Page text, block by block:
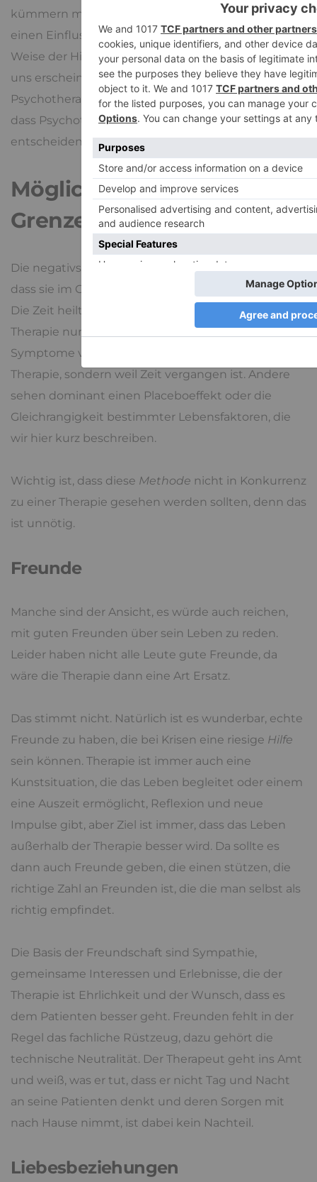
kümmern muss. Doch die Wahl des Weltbildes hat
einen Einfluss auf das Leben und ist in gewisser
Weise der Hintergrund zu dem, wie unser Leben
uns erscheint. Über Sinn und Unsinn von
Psychotherapien zu reden, heißt auch, zu begreifen,
dass Psychotherapien dieses Weltbild
entscheidend verändern können.
Möglichkeiten und
Grenzen sonstiger Hilfen
Die negativste Sicht auf Psychotherapien ist die,
dass sie im Grunde überhaupt keinen Effekt haben.
Die Zeit heilt alle Wunden und so muss eine
Therapie nur lange genug dauern, dann sind die
Symptome verschwunden, aber nicht wegen der
Therapie, sondern weil Zeit vergangen ist. Andere
sehen dominant einen Placeboeffekt oder die
Gleichrangigkeit bestimmter Lebensfaktoren, die
wir hier kurz beschreiben.
Wichtig ist, dass diese Methode nicht in Konkurrenz
zu einer Therapie gesehen werden sollten, denn das
ist unnötig.
Freunde
Manche sind der Ansicht, es würde auch reichen,
mit guten Freunden über sein Leben zu reden.
Leider haben nicht alle Leute gute Freunde, da
wäre die Therapie dann eine Art Ersatz.
Das stimmt nicht. Natürlich ist es wunderbar, echte
Freunde zu haben, die bei Krisen eine riesige Hilfe
sein können. Therapie ist immer auch eine
Kunstsituation, die das Leben begleitet oder einem
eine Auszeit ermöglicht, Reflexion und neue
Impulse gibt, aber Ziel ist immer, dass das Leben
außerhalb der Therapie besser wird. Da sollte es
dann auch Freunde geben, die einen stützen, die
richtige Zahl an Freunden ist, die die man selbst als
richtig empfindet.
Die Basis der Freundschaft sind Sympathie,
gemeinsame Interessen und Erlebnisse, die der
Therapie ist Ehrlichkeit und der Wunsch, dass es
dem Patienten besser geht. Freunden fehlt in der
Regel das fachliche Rüstzeug, dazu gehört die
technische Neutralität. Der Therapeut geht ins Amt
und weiß, was er tut, dass er nicht Tag und Nacht
an seine Patienten denkt und deren Sorgen mit
nach Hause nimmt, ist dabei kein Nachteil.
Liebesbeziehungen